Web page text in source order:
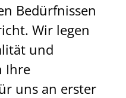
Bedürfnissen
Wir legen
und
Ihre
uns an erster